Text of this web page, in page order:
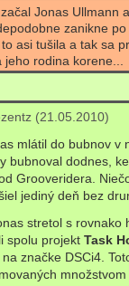
Jonas Ullmann
zanikne
asi tušila a tak sa
rodina korene...
(21.05.2010)
mlátil do bubnov v
bubnoval dodnes,
Grooveridera.
jediný deň bez
stretol s rovnako
spolu projekt Task
značke DSCi4.